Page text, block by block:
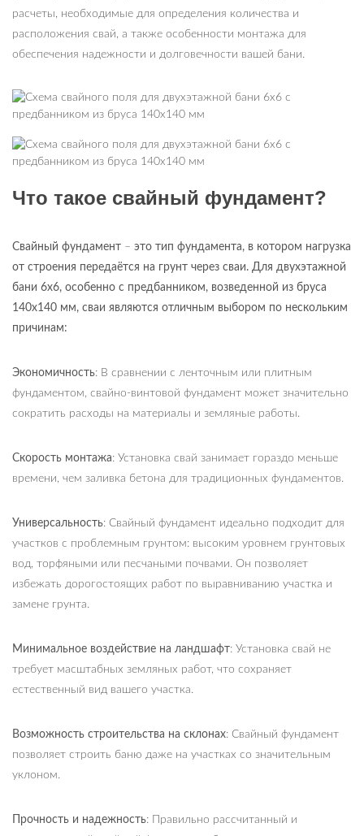
расчеты, необходимые для определения количества и
расположения свай, а также особенности монтажа для
обеспечения надежности и долговечности вашей бани.
Что такое свайный фундамент?
Свайный фундамент – это тип фундамента, в котором нагрузка
от строения передаётся на грунт через сваи. Для двухэтажной
бани 6х6, особенно с предбанником, возведенной из бруса
140х140 мм, сваи являются отличным выбором по нескольким
причинам:
Экономичность: В сравнении с ленточным или плитным
фундаментом, свайно-винтовой фундамент может значительно
сократить расходы на материалы и земляные работы.
Скорость монтажа: Установка свай занимает гораздо меньше
времени, чем заливка бетона для традиционных фундаментов.
Универсальность: Свайный фундамент идеально подходит для
участков с проблемным грунтом: высоким уровнем грунтовых
вод, торфяными или песчаными почвами. Он позволяет
избежать дорогостоящих работ по выравниванию участка и
замене грунта.
Минимальное воздействие на ландшафт: Установка свай не
требует масштабных земляных работ, что сохраняет
естественный вид вашего участка.
Возможность строительства на склонах: Свайный фундамент
позволяет строить баню даже на участках со значительным
уклоном.
Прочность и надежность: Правильно рассчитанный и